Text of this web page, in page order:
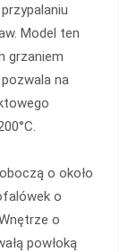
Model ten
grzaniem
na
o około
o
o
powłoką